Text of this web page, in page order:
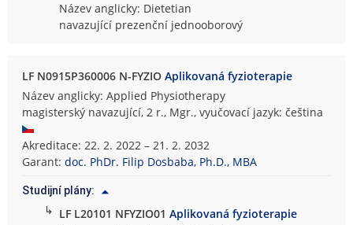
Název anglicky: Dietetian
navazující prezenční jednooborový
LF N0915P360006 N-FYZIOAplikovaná fyzioterapie
Název anglicky: Applied Physiotherapy
magisterský navazující, 2 r., Mgr., vyučovací jazyk: čeština
Akreditace: 22. 2. 2022 – 21. 2. 2032
Garant:doc. PhDr. Filip Dosbaba, Ph.D., MBA
Studijní plány:
↳ LF L20101 NFYZIO01Aplikovaná fyzioterapie